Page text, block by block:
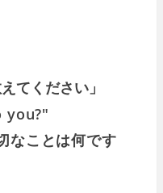
てください」
なことは何です